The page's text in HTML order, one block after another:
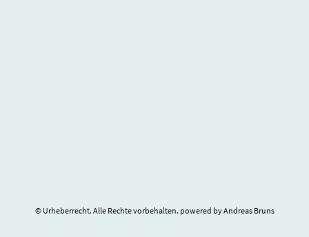
© Urheberrecht. Alle Rechte vorbehalten. powered by Andreas Bruns